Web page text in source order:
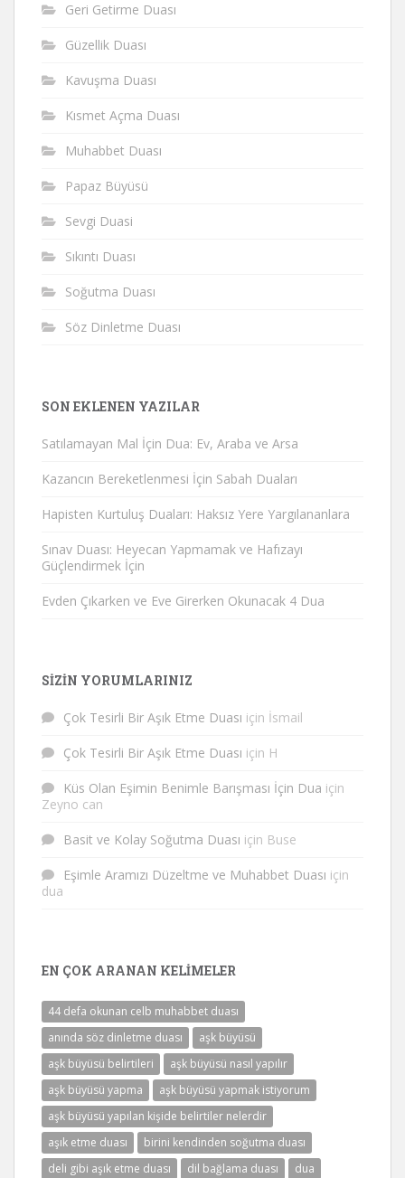
Geri Getirme Duası
Güzellik Duası
Kavuşma Duası
Kısmet Açma Duası
Muhabbet Duası
Papaz Büyüsü
Sevgi Duasi
Sıkıntı Duası
Soğutma Duası
Söz Dinletme Duası
SON EKLENEN YAZILAR
Satılamayan Mal İçin Dua: Ev, Araba ve Arsa
Kazancın Bereketlenmesi İçin Sabah Duaları
Hapisten Kurtuluş Duaları: Haksız Yere Yargılananlara
Sınav Duası: Heyecan Yapmamak ve Hafızayı
Güçlendirmek İçin
Evden Çıkarken ve Eve Girerken Okunacak 4 Dua
SIZIN YORUMLARINIZ
Çok Tesirli Bir Aşık Etme Duası için İsmail
Çok Tesirli Bir Aşık Etme Duası için H
Küs Olan Eşimin Benimle Barışması İçin Dua için
Zeyno can
Basit ve Kolay Soğutma Duası için Buse
Eşimle Aramızı Düzeltme ve Muhabbet Duası için
dua
EN ÇOK ARANAN KELIMELER
44 defa okunan celb muhabbet duası
anında söz dinletme duası
aşk büyüsü
aşk büyüsü belirtileri
aşk büyüsü nasıl yapılır
aşk büyüsü yapma
aşk büyüsü yapmak istiyorum
aşk büyüsü yapılan kişide belirtiler nelerdir
aşık etme duası
birini kendinden soğutma duası
deli gibi aşık etme duası
dil bağlama duası
dua